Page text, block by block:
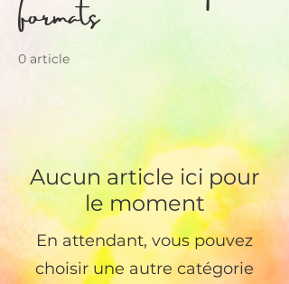
formats
0 article
Aucun article ici pour
le moment
En attendant, vous pouvez
choisir une autre catégorie